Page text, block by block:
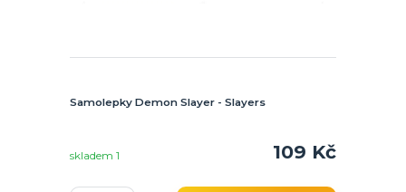
Samolepky Demon Slayer - Slayers
109 Kč
skladem 1